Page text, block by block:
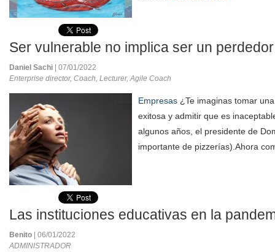
Ser vulnerable no implica ser un perdedor
Daniel Sachi
| 07/01/2022
Enterprise director, Coach, Lecturer, Agile Coach
Empresas ¿Te imaginas tomar
exitosa y admitir que es
algunos años, el presidente de
importante de pizzerías).Ahora
Las instituciones educativas en la
Benito
| 06/01/2022
ADMINISTRADOR